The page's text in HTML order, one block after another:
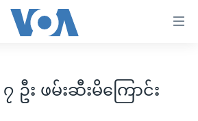
ဦး ဖမ်းဆီးမိကြောင်း